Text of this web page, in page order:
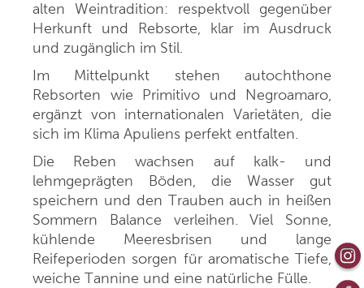
alten Weintradition: respektvoll gegenüber
Herkunft und Rebsorte, klar im Ausdruck
und zugänglich im Stil.
Im Mittelpunkt stehen autochthone
Rebsorten wie Primitivo und Negroamaro,
ergänzt von internationalen Varietäten, die
sich im Klima Apuliens perfekt entfalten.
Die Reben wachsen auf kalk- und
lehmgeprägten Böden, die Wasser gut
speichern und den Trauben auch in heißen
Sommern Balance verleihen. Viel Sonne,
kühlende Meeresbrisen und lange
Reifeperioden sorgen für aromatische Tiefe,
weiche Tannine und eine natürliche Fülle.